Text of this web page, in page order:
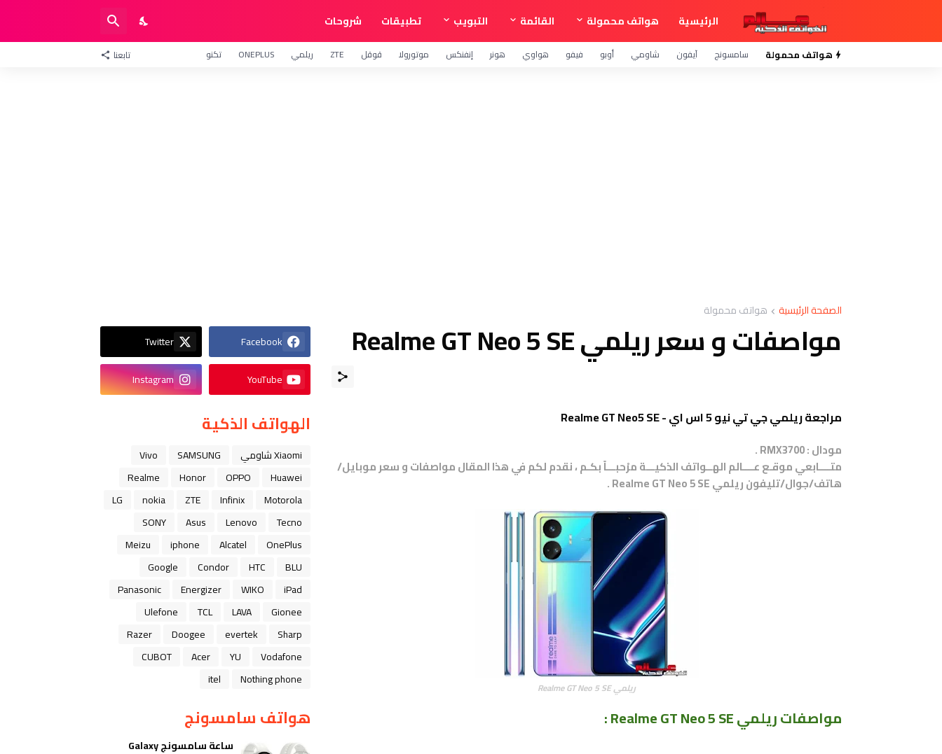
الرئيسية هواتف محمولة القائمة التبويب تطبيقات شروحات
هواتف محمولة سامسونج آيفون شاومي أوبو فيفو هواوي هونر إنفنكس موتورولا قوقل ZTE ريلمي ONEPLUS تكنو تابعنا
الصفحة الرئيسية هواتف محمولة
مواصفات و سعر ريلمي Realme GT Neo 5 SE
مراجعة ريلمي جي تي نيو 5 اس اي - Realme GT Neo5 SE
مودال :RMX3700 .
متــــابعي موقـع عــــالم الهــواتف الذكيـــة مرْحبـــاً بكـم ، نقدم لكم في هذا المقال مواصفات و سعر موبايل/
هاتف/جوال/تليفونريلمي Realme GT Neo 5 SE .
ريلمي Realme GT Neo 5 SE
مواصفات ريلمي Realme GT Neo 5 SE :
Facebook
Twitter
YouTube
Instagram
الهواتف الذكية
Xiaomi شاومي SAMSUNG
Vivo
Huawei
OPPO
Honor
Realme
Motorola
Infinix
ZTE
nokia
LG
Tecno
Lenovo
Asus
SONY
OnePlus
Alcatel
iphone
Meizu
BLU
HTC
Condor
Google
iPad
WIKO
Energizer
Panasonic
Gionee
LAVA
TCL
Ulefone
Sharp
evertek
Doogee
Razer
Vodafone
YU
Acer
CUBOT
Nothing phone
itel
هواتف سامسونج
ساعة سامسونج Galaxy